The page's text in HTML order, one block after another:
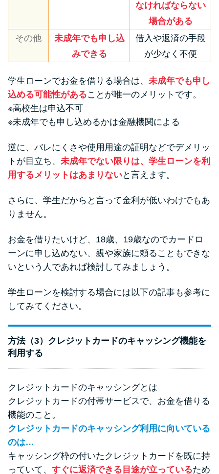
なければならない
場合がある
その他
未成年でも申し込
みできる
借入や返済の手段
が少なく不便
学生ローンでお金を借りる場合は、 未成年でも申し
込める可能性があることが唯一のメリットです。
※高校生は申込不可
※未成年でも申し込めるかは金融機関による
逆に、バレにくさや使用用途の証明などでデメリッ
トが目立ち、 未成年でない限りは、学生ローンを利
用するメリットはあまりないと言えます。
さらに、学生だからと言って金利が低いわけでもあ
りません。
お金を借りたいけど、18歳、19歳なのでカードロ
ーンに申し込めない、親や家族に頼ることもできな
いという人であれば検討してみましょう。
学生ローンを検討する場合には以下の記事も参考に
してみてください。
方法（3）クレジットカードのキャッシング機能を
利用する
クレジットカードのキャッシングとは
クレジットカードの付帯サービスで、お金を借りる
機能のこと。
クレジットカードのキャッシング利用に向いている
のは…
キャッシング枠の付いたクレジットカードを既に持
っていて、 すぐに返済できる目途が立っているため